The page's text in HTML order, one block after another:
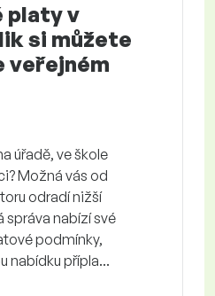
platy v
si můžete
veřejném
úřadě, ve škole
Možná vás od
odradí nižší
správa nabízí své
podmínky,
nabídku přípla...